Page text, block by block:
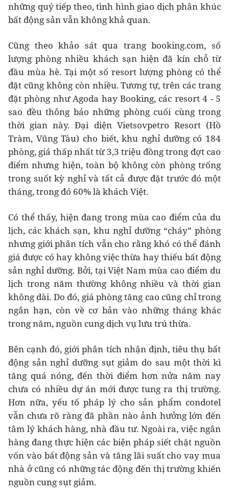
những quý tiếp theo, tình hình giao dịch phân khúc
bất động sản vẫn không khả quan.
Cũng theo khảo sát qua trang booking.com, số
lượng phòng nhiều khách sạn hiện đã kín chỗ từ
đầu mùa hè. Tại một số resort lượng phòng có thể
đặt cũng không còn nhiều. Tương tự, trên các trang
đặt phòng như Agoda hay Booking, các resort 4 - 5
sao đều thông báo những phòng cuối cùng trong
thời gian này. Đại diện Vietsovpetro Resort (Hồ
Tràm, Vũng Tàu) cho biết, khu nghỉ dưỡng có 184
phòng, giá thấp nhất từ 3,3 triệu đồng trong đợt cao
điểm nhưng hiện, toàn bộ không còn phòng trống
trong suốt kỳ nghỉ và tất cả được đặt trước đó một
tháng, trong đó 60% là khách Việt.
Có thể thấy, hiện đang trong mùa cao điểm của du
lịch, các khách sạn, khu nghỉ dưỡng “cháy” phòng
nhưng giới phân tích vẫn cho rằng khó có thể đánh
giá được có hay không việc thừa hay thiếu bất động
sản nghỉ dưỡng. Bởi, tại Việt Nam mùa cao điểm du
lịch trong năm thường không nhiều và thời gian
không dài. Do đó, giá phòng tăng cao cũng chỉ trong
ngắn hạn, còn về cơ bản vào những tháng khác
trong năm, nguồn cung dịch vụ lưu trú thừa.
Bên cạnh đó, giới phân tích nhận định, tiêu thụ bất
động sản nghỉ dưỡng sụt giảm do sau một thời kì
tăng quá nóng, đến thời điểm hơn nửa năm nay
chưa có nhiều dự án mới được tung ra thị trường.
Hơn nữa, yếu tố pháp lý cho sản phẩm condotel
vẫn chưa rõ ràng đã phần nào ảnh hưởng lớn đến
tâm lý khách hàng, nhà đầu tư. Ngoài ra, việc ngân
hàng đang thực hiện các biện pháp siết chặt nguồn
vốn vào bất động sản và tăng lãi suất cho vay mua
nhà ở cũng có những tác động đến thị trường khiến
nguồn cung sụt giảm.